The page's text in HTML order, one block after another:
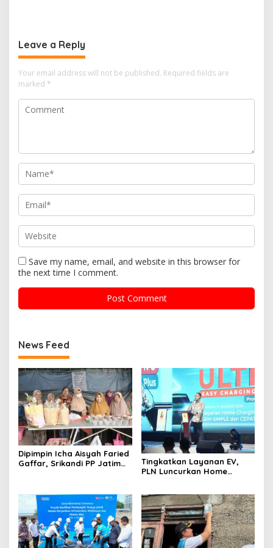
Leave a Reply
Your email address will not be published. Required fields are
marked *
Save my name, email, and website in this browser for
the next time I comment.
News Feed
Dipimpin Icha Aisyah Faried
Gaffar, Srikandi PP Jatim
Tingkatkan Layanan EV,
PLN Luncurkan Home